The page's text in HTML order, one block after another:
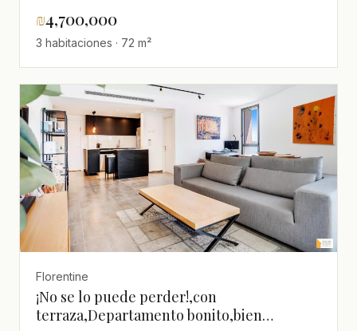
₪4,700,000
3 habitaciones · 72 m²
Florentine
¡No se lo puede perder!,con
terraza,Departamento bonito,bien